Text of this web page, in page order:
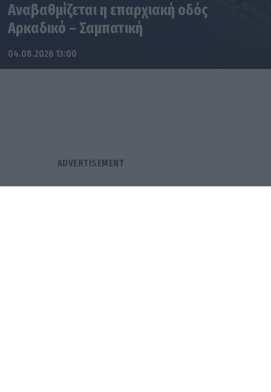
Αναβαθμίζεται η επαρχιακή οδός
Αρκαδικό – Σαμπατική
04.08.2026 13:00